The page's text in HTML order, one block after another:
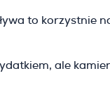
to korzystnie
ale